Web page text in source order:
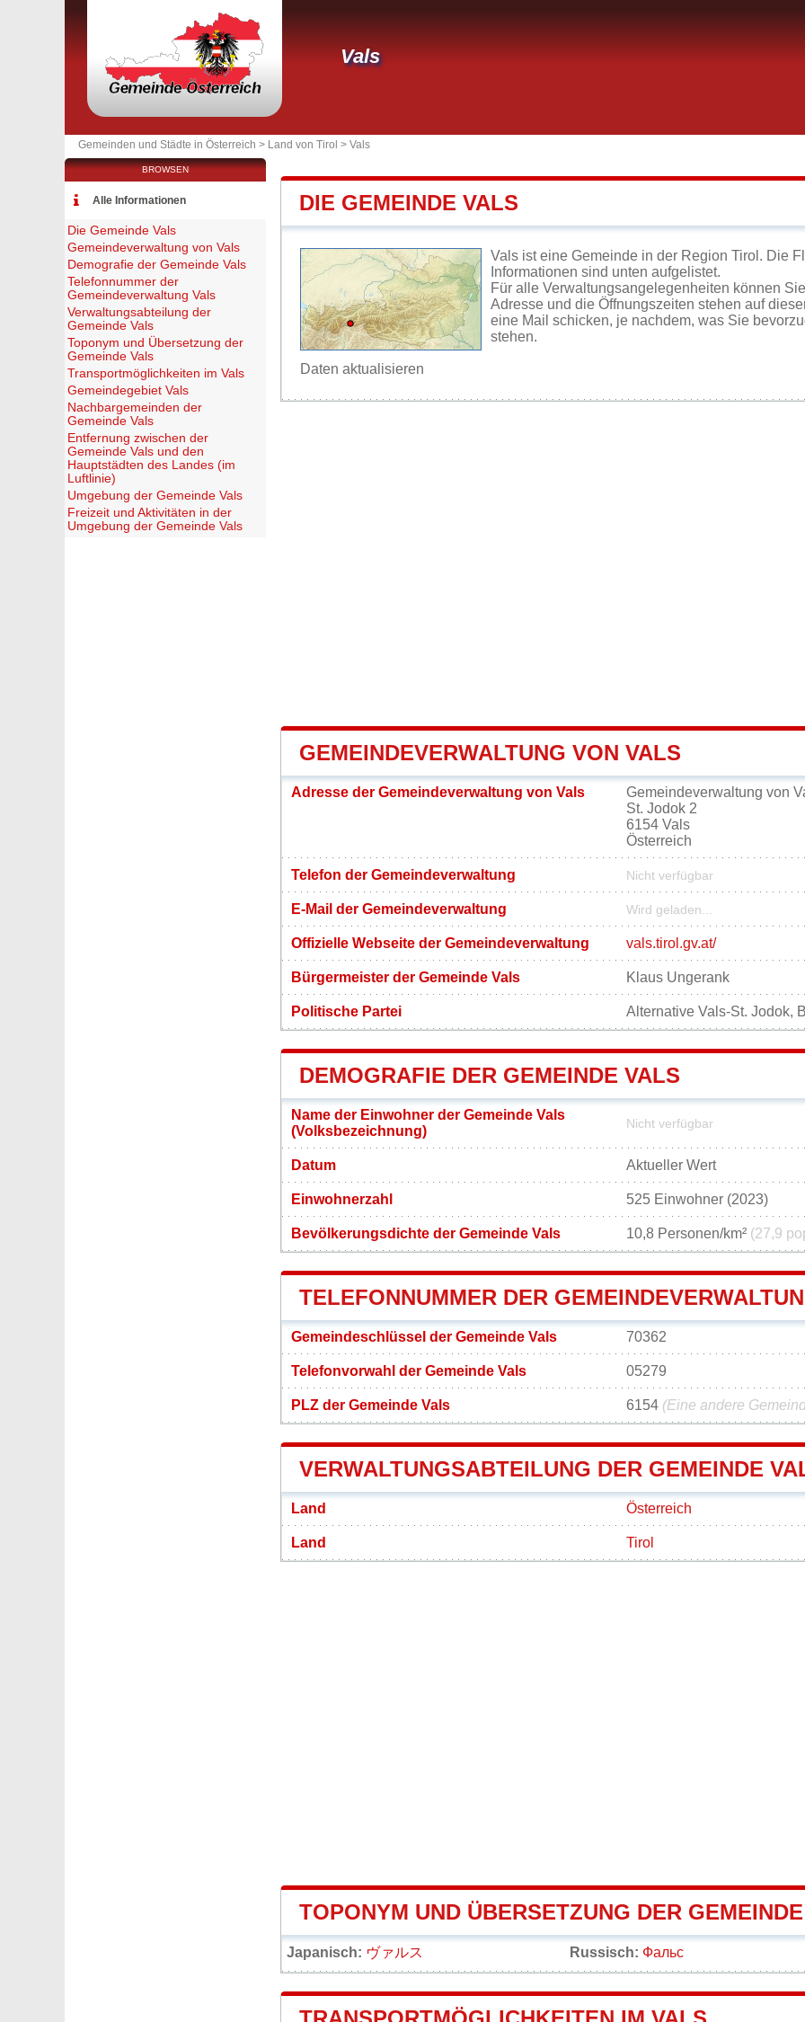
Vals
Gemeinden und Städte in Österreich > Land von Tirol > Vals
DIE GEMEINDE VALS
Vals ist eine Gemeinde in der Region Tirol. Die
Informationen sind unten aufgelistet.
Für alle Verwaltungsangelegenheiten können
Adresse und die Öffnungszeiten stehen auf
eine Mail schicken, je nachdem, was Sie
stehen.
Daten aktualisieren
GEMEINDEVERWALTUNG VON VALS
Adresse der Gemeindeverwaltung von Vals
Gemeindeverwaltung von
St. Jodok 2
6154 Vals
Österreich
Telefon der Gemeindeverwaltung Nicht verfügbar
E-Mail der Gemeindeverwaltung Wird geladen...
Offizielle Webseite der Gemeindeverwaltung vals.tirol.gv.at/
Bürgermeister der Gemeinde Vals Klaus Ungerank
Politische Partei Alternative Vals-St. Jodok,
DEMOGRAFIE DER GEMEINDE VALS
Name der Einwohner der Gemeinde Vals
(Volksbezeichnung)
Nicht verfügbar
Datum Aktueller Wert
Einwohnerzahl 525 Einwohner (2023)
Bevölkerungsdichte der Gemeinde Vals 10,8 Personen/km² (27,9
TELEFONNUMMER DER
Gemeindeschlüssel der Gemeinde Vals 70362
Telefonvorwahl der Gemeinde Vals 05279
PLZ der Gemeinde Vals 6154 (Eine andere
VERWALTUNGSABTEILUNG DER GEMEINDE
Land Österreich
Land Tirol
TOPONYM UND ÜBERSETZUNG DER
Japanisch: ヴァルス Russisch: Фальс
BROWSEN
Alle Informationen
Die Gemeinde Vals
Gemeindeverwaltung von Vals
Demografie der Gemeinde Vals
Telefonnummer der
Gemeindeverwaltung Vals
Verwaltungsabteilung der
Gemeinde Vals
Toponym und Übersetzung der
Gemeinde Vals
Transportmöglichkeiten im Vals
Gemeindegebiet Vals
Nachbargemeinden der
Gemeinde Vals
Entfernung zwischen der
Gemeinde Vals und den
Hauptstädten des Landes (im
Luftlinie)
Umgebung der Gemeinde Vals
Freizeit und Aktivitäten in der
Umgebung der Gemeinde Vals